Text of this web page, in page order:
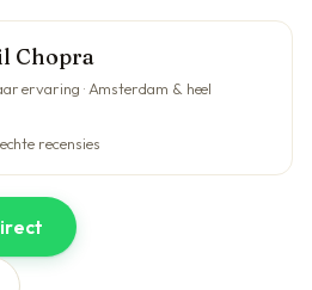
Chopra
ervaring · Amsterdam & heel
recensies